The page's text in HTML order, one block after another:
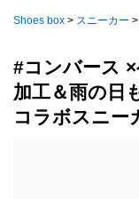
Shoes box > スニーカー >
#コンバース
加工＆雨の日
コラボスニー